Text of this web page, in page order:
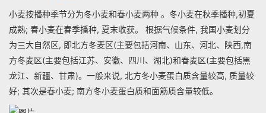
小麦按播种季节分为冬小麦和春小麦两种 。冬小麦在秋季播种,初夏
成熟; 春小麦在春季播种, 夏末收获。 根据气候条件, 我国小麦划分
为三大自然区, 即北方冬麦区(主要包括河南、山东、河北、陕西,南
方冬麦区(主要包括江苏、安徽、四川、湖北)和春麦区(主要包括黑
龙江、新疆、甘肃)。一般来说, 北方冬小麦蛋白质含量较高, 质量较
好; 其次是春小麦; 南方冬小麦蛋白质和面筋质含量较低。